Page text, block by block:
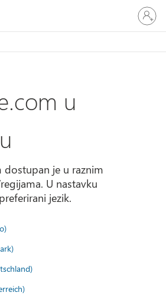
Prijavite
se
u
račun
u
dostupan je u raznim
U nastavku
jezik.